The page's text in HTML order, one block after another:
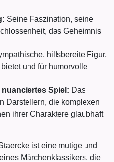
Seine Faszination, seine
das Geheimnis
hilfsbereite Figur,
und für humorvolle
nuanciertes Spiel: Das
Darstellern, die komplexen
ihrer Charaktere glaubhaft
ist eine mutige und
Märchenklassikers, die